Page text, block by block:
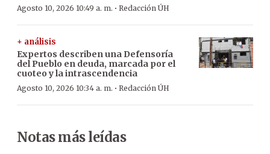
Agosto 10, 2026 10:49 a. m. · Redacción ÚH
+ análisis
Expertos describen una Defensoría
del Pueblo en deuda, marcada por el
cuoteo y la intrascendencia
Agosto 10, 2026 10:34 a. m. · Redacción ÚH
Notas más leídas